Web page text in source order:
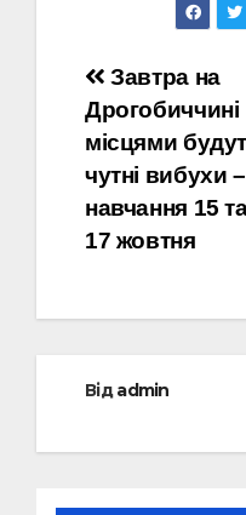
Навігація
записів
Завтра на
Дрогобиччині
місцями
чутні вибухи –
навчання 15
17 жовтня
Відadmin